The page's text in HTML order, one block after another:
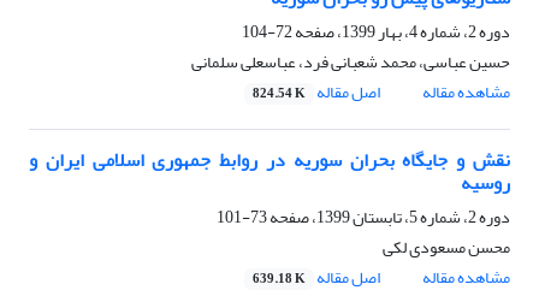
دوره 2، شماره 4، بهار 1399، صفحه
72-104
حسین عباسی، محمد شعبانی فرد، عباسعلی سلمانی
مشاهده مقاله
اصل مقاله 824.54 K
نقش و جایگاه بحران سوریه در روابط جمهوری اسلامی ایران و
روسیه
دوره 2، شماره 5، تابستان 1399، صفحه
73-101
محسن مسعودی لکی
مشاهده مقاله
اصل مقاله 639.18 K